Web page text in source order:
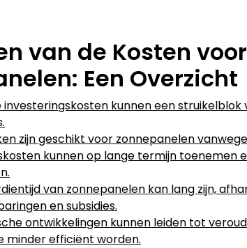
van de Kosten voor
Een Overzicht
investeringskosten kunnen een
zijn geschikt voor zonnepanelen
kunnen op lange termijn toenemen
van zonnepanelen kan lang zijn,
en subsidies.
ontwikkelingen kunnen leiden tot
minder efficiënt worden.